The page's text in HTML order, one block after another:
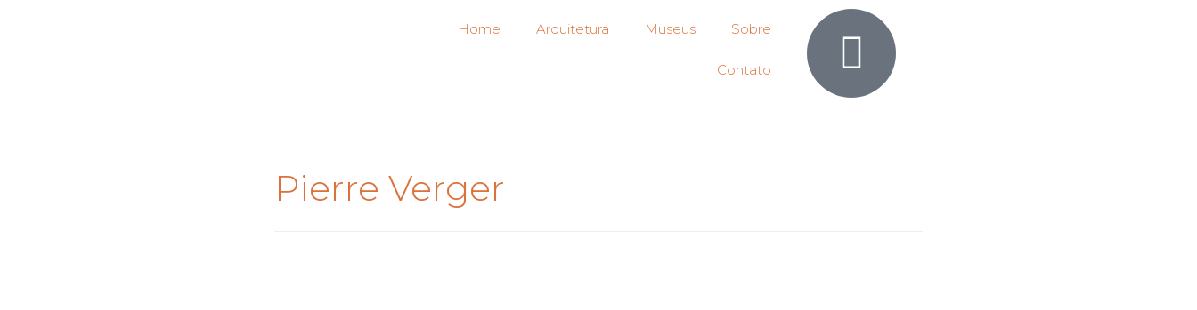
Home Arquitetura Museus Sobre
Contato
Pierre Verger